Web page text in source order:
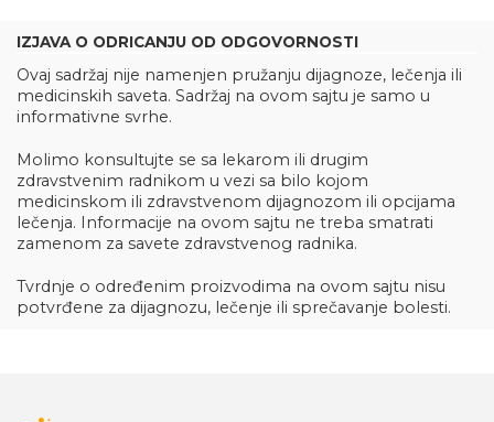
IZJAVA O ODRICANJU OD ODGOVORNOSTI
Ovaj sadržaj nije namenjen pružanju dijagnoze, lečenja ili
medicinskih saveta. Sadržaj na ovom sajtu je samo u
informativne svrhe.
Molimo konsultujte se sa lekarom ili drugim
zdravstvenim radnikom u vezi sa bilo kojom
medicinskom ili zdravstvenom dijagnozom ili opcijama
lečenja. Informacije na ovom sajtu ne treba smatrati
zamenom za savete zdravstvenog radnika.
Tvrdnje o određenim proizvodima na ovom sajtu nisu
potvrđene za dijagnozu, lečenje ili sprečavanje bolesti.